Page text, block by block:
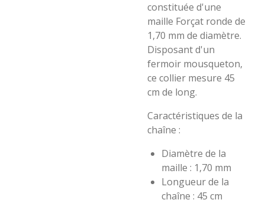
constituée d'une
maille Forçat ronde de
1,70 mm de diamètre.
Disposant d'un
fermoir mousqueton,
ce collier mesure 45
cm de long.
Caractéristiques de la
chaîne :
Diamètre de la
maille : 1,70 mm
Longueur de la
chaîne : 45 cm